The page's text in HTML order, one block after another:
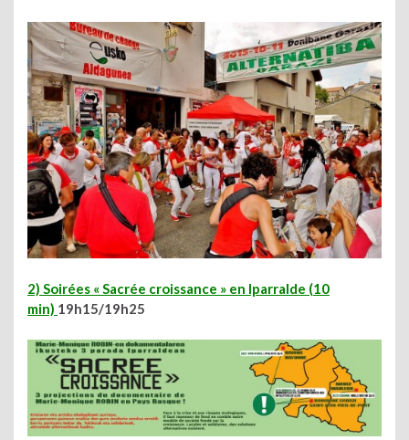
2) Soirées « Sacrée croissance » en Iparralde (10
min) 19h15/19h25